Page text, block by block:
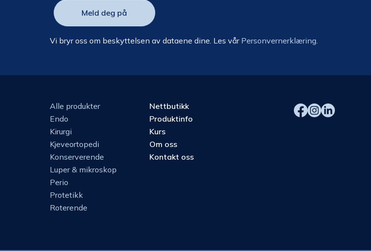
Vi bryr oss om beskyttelsen av dataene dine. Les vår Personvernerklæring.
Alle produkter
Endo
Kirurgi
Kjeveortopedi
Konserverende
Luper & mikroskop
Perio
Protetikk
Roterende
Nettbutikk
Produktinfo
Kurs
Om oss
Kontakt oss